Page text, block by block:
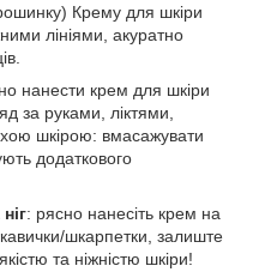
Крему для шкіри
лініями, акуратно
нанести крем для шкіри
за руками, ліктями,
шкірою: вмасажувати
додаткового
: рясно нанесіть крем на
шкарпетки, залиште
та ніжністю шкіри!